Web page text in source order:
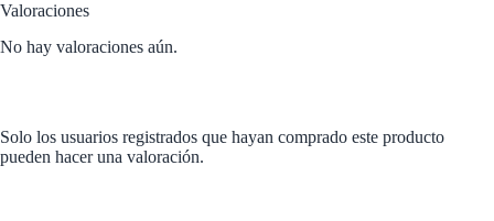
Valoraciones
No hay valoraciones aún.
Solo los usuarios registrados que hayan comprado este producto
pueden hacer una valoración.